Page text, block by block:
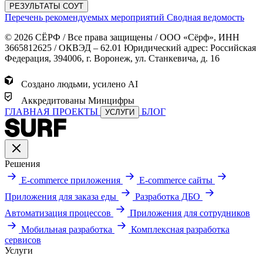
РЕЗУЛЬТАТЫ СОУТ
Перечень рекомендуемых мероприятий Сводная ведомость
© 2026 СЁРФ / Все права защищены / ООО «Сёрф», ИНН
3665812625 / ОКВЭД – 62.01 Юридический адрес: Российская
Федерация, 394006, г. Воронеж, ул. Станкевича, д. 16
Создано людьми, усилено AI
Аккредитованы Минцифры
ГЛАВНАЯ ПРОЕКТЫ УСЛУГИ БЛОГ
Решения
E-commerce приложения
E-commerce сайты
Приложения для заказа еды
Разработка ДБО
Автоматизация процессов
Приложения для сотрудников
Мобильная разработка
Комплексная разработка
сервисов
Услуги